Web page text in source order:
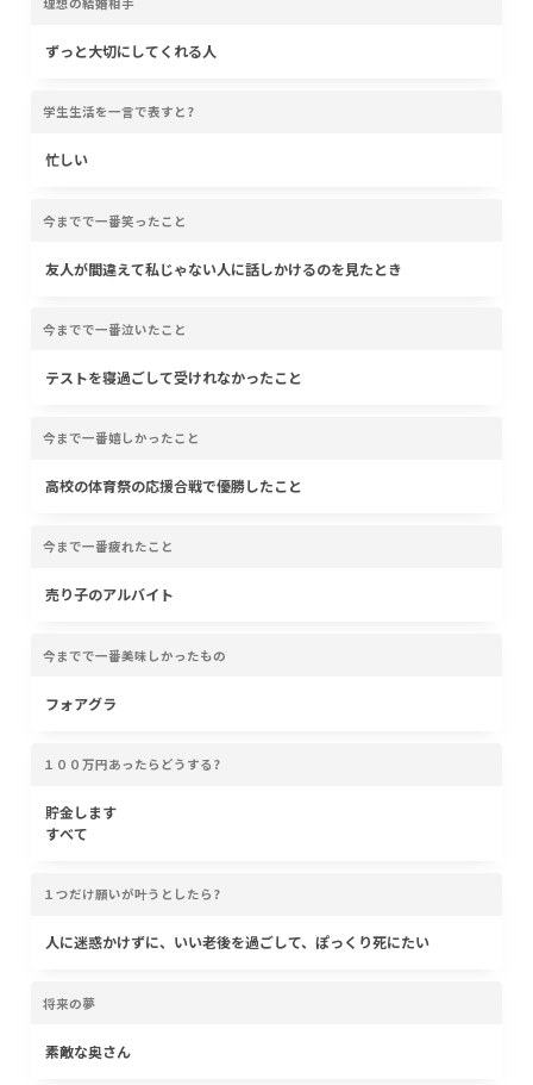
ずっと大切にしてくれる人
学生生活を一言で表すと?
忙しい
今までで一番笑ったこと
友人が間違えて私じゃない人に話しかけるのを見たとき
今までで一番泣いたこと
テストを寝過ごして受けれなかったこと
今まで一番嬉しかったこと
高校の体育祭の応援合戦で優勝したこと
今まで一番疲れたこと
売り子のアルバイト
今までで一番美味しかったもの
フォアグラ
１００万円あったらどうする?
貯金します
すべて
１つだけ願いが叶うとしたら?
人に迷惑かけずに、いい老後を過ごして、ぽっくり死にたい
将来の夢
素敵な奥さん